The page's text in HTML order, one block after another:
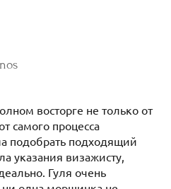
восторге не только от
самого процесса
подобрать подходящий
указания визажисту,
Гуля очень